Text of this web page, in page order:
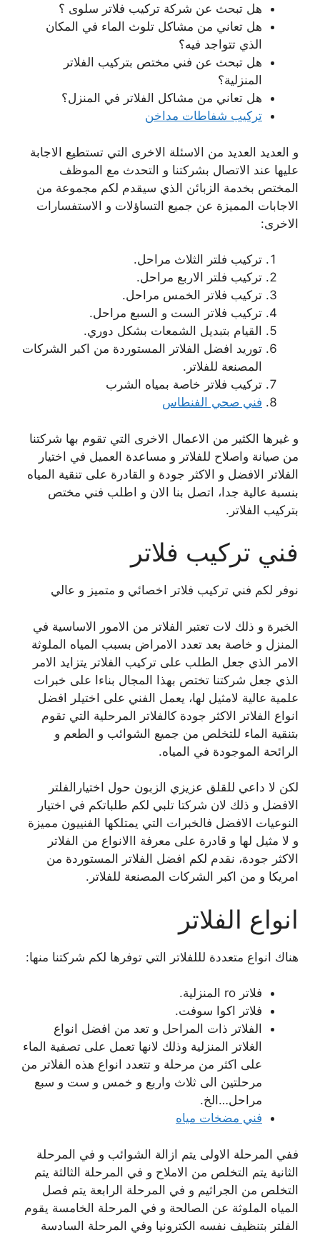
هل تبحث عن شركة تركيب فلاتر سلوى ؟
هل تعاني من مشاكل تلوث الماء في المكان
الذي تتواجد فيه؟
هل تبحث عن فني مختص بتركيب الفلاتر
المنزلية؟
هل تعاني من مشاكل الفلاتر في المنزل؟
تركيب شفاطات مداخن
و العديد العديد من الاسئلة الاخرى التي تستطيع الاجابة
عليها عند الاتصال بشركتنا و التحدث مع الموظف
المختص بخدمة الزبائن الذي سيقدم لكم مجموعة من
الاجابات المميزة عن جميع التساؤلات و الاستفسارات
الاخرى:
تركيب فلتر الثلاث مراحل.
تركيب فلتر الاربع مراحل.
تركيب فلاتر الخمس مراحل.
تركيب فلاتر الست و السبع مراحل.
القيام بتبديل الشمعات بشكل دوري.
توريد افضل الفلاتر المستوردة من اكبر الشركات
المصنعة للفلاتر.
تركيب فلاتر خاصة بمياه الشرب
فني صحي الفنطاس
و غيرها الكثير من الاعمال الاخرى التي تقوم بها شركتنا
من صيانة واصلاح للفلاتر و مساعدة العميل في اختيار
الفلاتر الافضل و الاكثر جودة و القادرة على تنقية المياه
بنسبة عالية جدا، اتصل بنا الان و اطلب فني مختص
بتركيب الفلاتر.
فني تركيب فلاتر
نوفر لكم فني تركيب فلاتر اخصائي و متميز و عالي
الخبرة و ذلك لات تعتبر الفلاتر من الامور الاساسية في
المنزل و خاصة بعد تعدد الامراض بسبب المياه الملوثة
الامر الذي جعل الطلب على تركيب الفلاتر يتزايد الامر
الذي جعل شركتنا تختص بهذا المجال بناءا على خبرات
علمية عالية لامثيل لها، يعمل الفني على اختيلر افضل
انواع الفلاتر الاكثر جودة كالفلاتر المرحلية التي تقوم
بتنقية الماء للتخلص من جميع الشوائب و الطعم و
الرائحة الموجودة في المياه.
لكن لا داعي للقلق عزيزي الزبون حول اختيارالفلتر
الافضل و ذلك لان شركتا تلبي لكم طلباتكم في اختيار
النوعيات الافضل فالخبرات التي يمتلكها الفنييون مميزة
و لا مثيل لها و قادرة على معرفة االانواع من الفلاتر
الاكثر جودة، نقدم لكم افضل الفلاتر المستوردة من
امريكا و من اكبر الشركات المصنعة للفلاتر.
انواع الفلاتر
هناك انواع متعددة لللفلاتر التي توفرها لكم شركتنا منها:
فلاتر ro المنزلية.
فلاتر اكوا سوفت.
الفلاتر ذات المراحل و تعد من افضل انواع
الغلاتر المنزلية وذلك لانها تعمل على تصفية الماء
على اكثر من مرحلة و تتعدد انواع هذه الفلاتر من
مرحلتين الى ثلاث واربع و خمس و ست و سبع
مراحل…الخ.
فني مضخات مياه
ففي المرحلة الاولى يتم ازالة الشوائب و في المرحلة
الثانية يتم التخلص من الاملاح و في المرحلة الثالثة يتم
التخلص من الجراثيم و في المرحلة الرابعة يتم فصل
المياه الملوثة عن الصالحة و في المرحلة الخامسة يقوم
الفلتر بتنظيف نفسه الكترونيا وفي المرحلة السادسة